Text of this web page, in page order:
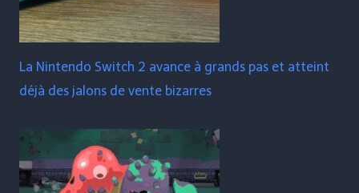
La Nintendo Switch 2 avance à grands pas et atteint
déjà des jalons de vente bizarres